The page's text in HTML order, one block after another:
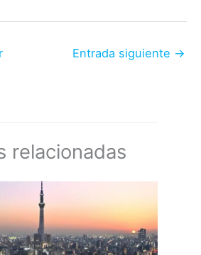
Entrada siguiente →
relacionadas